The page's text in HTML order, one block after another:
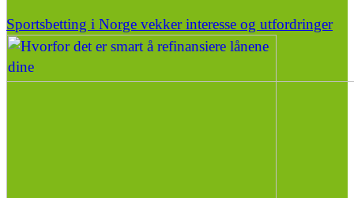
Sportsbetting i Norge vekker interesse og utfordringer